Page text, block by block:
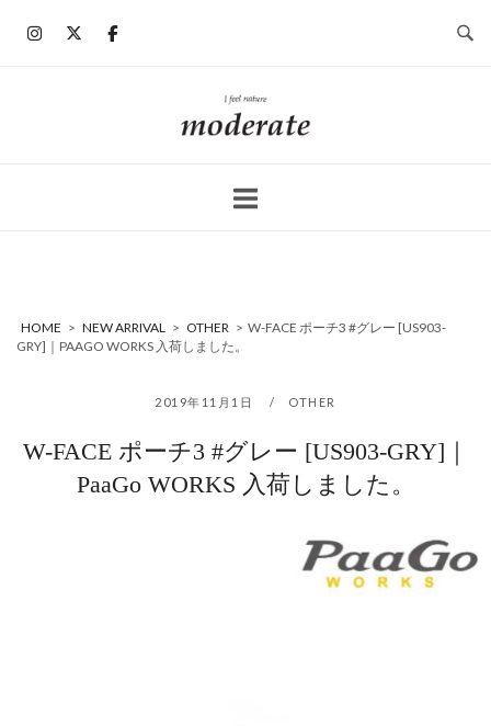
ホ
ー
HOME > NEW ARRIVAL > OTHER > W-FACE ポーチ3 #グレー [US903-
GRY]｜PAAGO WORKS 入荷しました。
2019年11月1日 OTHER
W-FACE ポーチ3 #グレー [US903-GRY]｜
PaaGo WORKS 入荷しました。